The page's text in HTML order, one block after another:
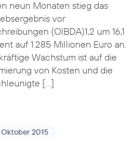
neun Monaten stieg das
vor
(OIBDA)1,2 um 16,1
auf 1.285 Millionen Euro an.
Wachstum ist auf die
von Kosten und die
[…]
Oktober 2015